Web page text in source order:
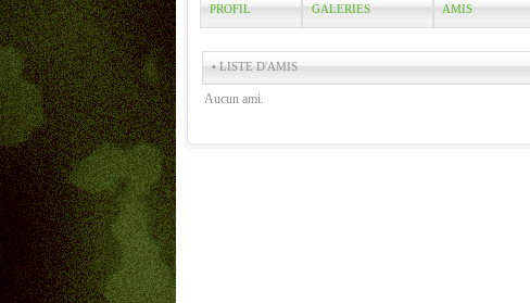
PROFIL GALERIES AMIS
• LISTE D'AMIS
Aucun ami.